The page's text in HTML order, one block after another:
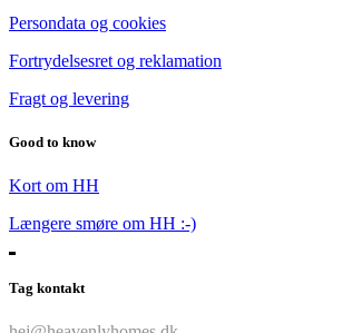
Persondata og cookies
Fortrydelsesret og reklamation
Fragt og levering
Good to know
Kort om HH
Længere smøre om HH :-)
Tag kontakt